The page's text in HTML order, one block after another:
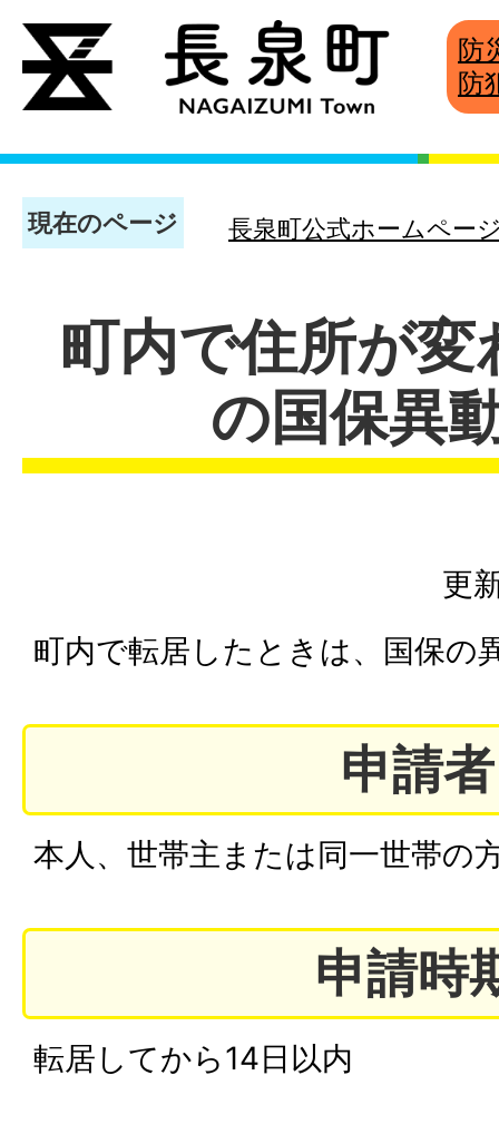
防
防
現在のページ 長泉町公式ホームペー
町内で住所が
の国保異
更
町内で転居したときは、国保の
申請者
本人、世帯主または同一世帯の
申請時
転居してから14日以内